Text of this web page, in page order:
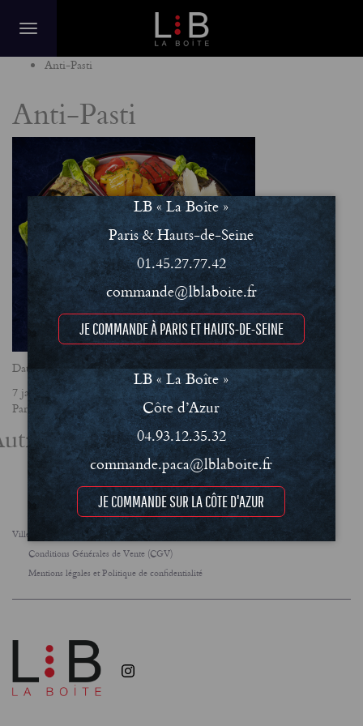
Anti-Pasti
Anti-Pasti
Date
7 janvier 2021
Partager
actualités
Villes FAQ Le concept
Notre engagement RSE
Conditions Générales de Vente (CGV)
Mentions légales et Politique de confidentialité
LB « La Boîte »
Paris & Hauts-de-Seine
01.45.27.77.42
commande@lblaboite.fr
JE COMMANDE À PARIS ET HAUTS-DE-SEINE
LB « La Boîte »
Côte d’Azur
04.93.12.35.32
commande.paca@lblaboite.fr
JE COMMANDE SUR LA CÔTE D'AZUR